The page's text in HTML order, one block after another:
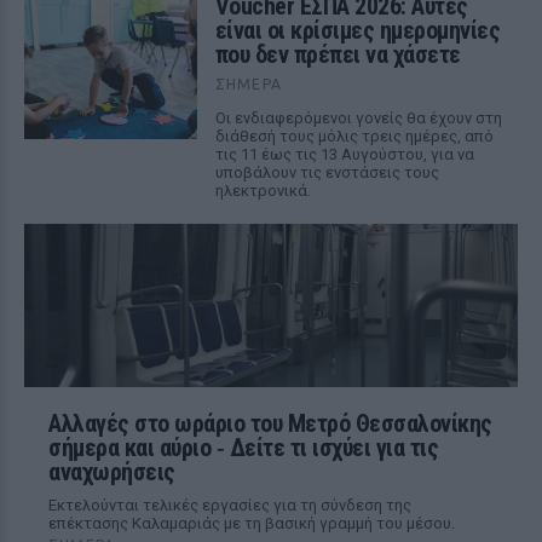
Voucher ΕΣΠΑ 2026: Αυτές
είναι οι κρίσιμες ημερομηνίες
που δεν πρέπει να χάσετε
ΣΉΜΕΡΑ
Οι ενδιαφερόμενοι γονείς θα έχουν στη
διάθεσή τους μόλις τρεις ημέρες, από
τις 11 έως τις 13 Αυγούστου, για να
υποβάλουν τις ενστάσεις τους
ηλεκτρονικά.
Αλλαγές στο ωράριο του Μετρό Θεσσαλονίκης
σήμερα και αύριο ‑ Δείτε τι ισχύει για τις
αναχωρήσεις
Εκτελούνται τελικές εργασίες για τη σύνδεση της
επέκτασης Καλαμαριάς με τη βασική γραμμή του μέσου.